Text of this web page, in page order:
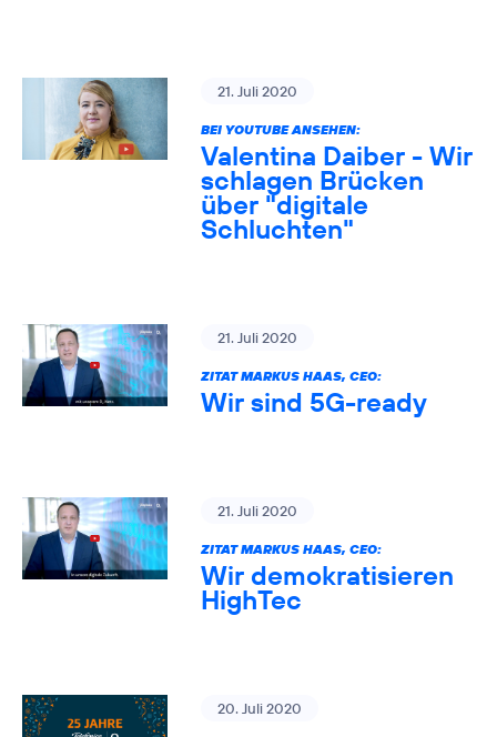
21. Juli 2020
BEI YOUTUBE ANSEHEN:
Valentina Daiber - Wir
schlagen Brücken
über "digitale
Schluchten"
21. Juli 2020
ZITAT MARKUS HAAS, CEO:
Wir sind 5G-ready
21. Juli 2020
ZITAT MARKUS HAAS, CEO:
Wir demokratisieren
HighTec
20. Juli 2020